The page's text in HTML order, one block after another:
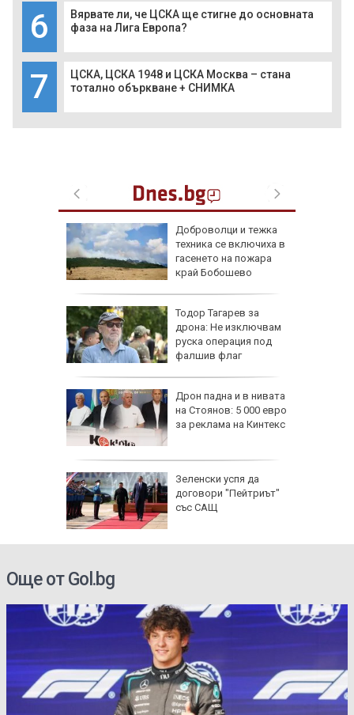
6
Вярвате ли, че ЦСКА ще стигне до основната
фаза на Лига Европа?
7
ЦСКА, ЦСКА 1948 и ЦСКА Москва – стана
тотално объркване + СНИМКА
Доброволци и тежка
техника се включиха в
гасенето на пожара
край Бобошево
Тодор Тагарев за
дрона: Не изключвам
руска операция под
фалшив флаг
Дрон падна и в нивата
на Стоянов: 5 000 евро
за реклама на Кинтекс
Зеленски успя да
договори "Пейтриът"
със САЩ
Още от Gol.bg